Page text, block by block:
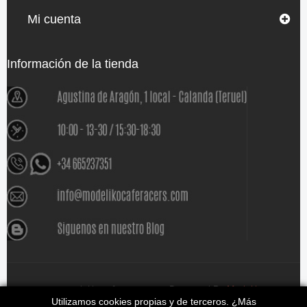
Mi cuenta
Información de la tienda
Utilizamos cookies propias y de terceros. ¿Más
www.modelikocaferacers.com Designed By Modeliko